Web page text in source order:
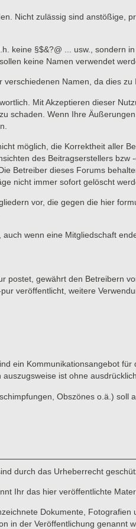
Nicht zulässig sind
keine §$&?@ ... usw., sondern
keine Namen verwendet
Namen, da dies
Mit Akzeptieren dieser
schaden. Wenn Ihre
möglich, die Korrektheit aller
des Beitragserstellers
Betreiber dieses Forums
nicht immer sofort gelöscht
vor, die gegen die hier
wenn eine Mitgliedschaft
postet, gewährt den Betreibern
veröffentlicht, weitere
ein Kommunikationsangebot
ist ohne
Obszönes o.ä.)
durch das Urheberrecht
Ihr das hier veröffentlichte
Dokumente,
in der Veröffentlichung genannt